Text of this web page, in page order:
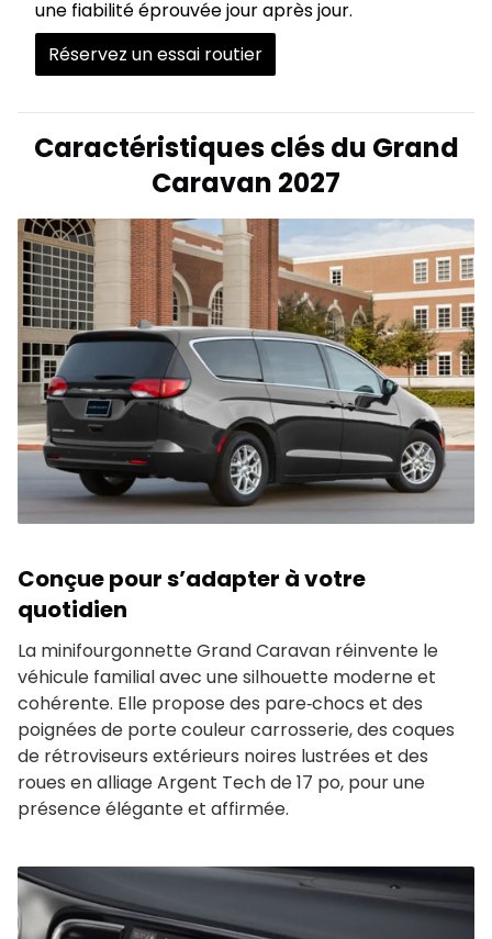
une fiabilité éprouvée jour après jour.
Réservez un essai routier
Caractéristiques clés du Grand
Caravan 2027
Conçue pour s’adapter à votre
quotidien
La minifourgonnette Grand Caravan réinvente le
véhicule familial avec une silhouette moderne et
cohérente. Elle propose des pare‑chocs et des
poignées de porte couleur carrosserie, des coques
de rétroviseurs extérieurs noires lustrées et des
roues en alliage Argent Tech de 17 po, pour une
présence élégante et affirmée.